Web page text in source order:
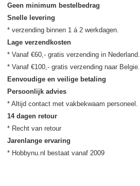
Geen minimum bestelbedrag
Snelle levering
Lage verzendkosten
* Vanaf €60,- gratis verzending in Nederland.
Eenvoudige en veilige betaling
Persoonlijk advies
14 dagen retour
Jarenlange ervaring
* Hobbynu.nl bestaat vanaf 2009